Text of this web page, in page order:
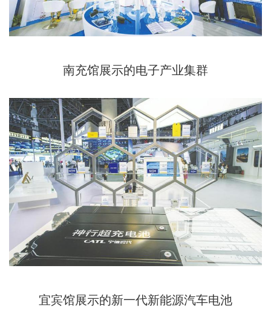
南充馆展示的电子产业集群
宜宾馆展示的新一代新能源汽车电池